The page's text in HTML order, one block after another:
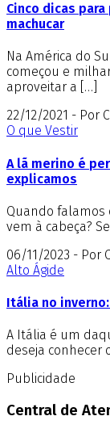
Cinco dicas
machucar
Na América do
começou e
aproveitar a […]
22/12/2021 - Por
O que Vestir
A lã merino é
explicamos
Quando falamos
vem à cabeça?
06/11/2023 - Por
Alto Ágide
Itália no
A Itália é um
deseja conhecer
Publicidade
Central de